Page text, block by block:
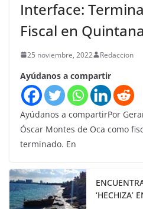
Interface:
Fiscal en
25 noviembre, 2022 Redaccion
Ayúdanos a compartir
Ayúdanos a compartirPor
Óscar Montes de Oca como
terminado. En
‘HECHIZA’